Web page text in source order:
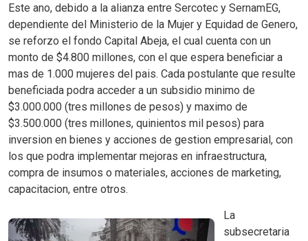
Este ano, debido a la alianza entre Sercotec y SernamEG,
dependiente del Ministerio de la Mujer y Equidad de Genero,
se reforzo el fondo Capital Abeja, el cual cuenta con un
monto de $4.800 millones, con el que espera beneficiar a
mas de 1.000 mujeres del pais. Cada postulante que resulte
beneficiada podra acceder a un subsidio minimo de
$3.000.000 (tres millones de pesos) y maximo de
$3.500.000 (tres millones, quinientos mil pesos) para
inversion en bienes y acciones de gestion empresarial, con
los que podra implementar mejoras en infraestructura,
compra de insumos o materiales, acciones de marketing,
capacitacion, entre otros.
La
subsecretaria